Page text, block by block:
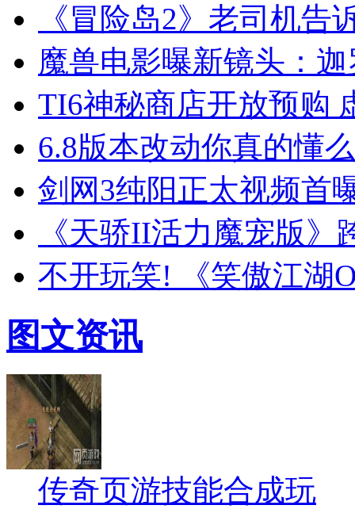
《冒险岛2》老司机告
魔兽电影曝新镜头：
TI6神秘商店开放预购
6.8版本改动你真的懂
剑网3纯阳正太视频首
《天骄II活力魔宠版
不开玩笑! 《笑傲江湖
图文资讯
传奇页游技能合成玩